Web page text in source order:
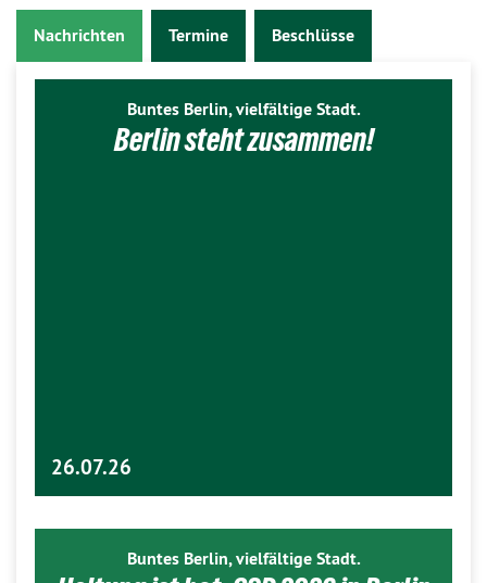
Nachrichten Termine Beschlüsse
Buntes Berlin, vielfältige Stadt.
Berlin steht zusammen!
26.07.26
Buntes Berlin, vielfältige Stadt.